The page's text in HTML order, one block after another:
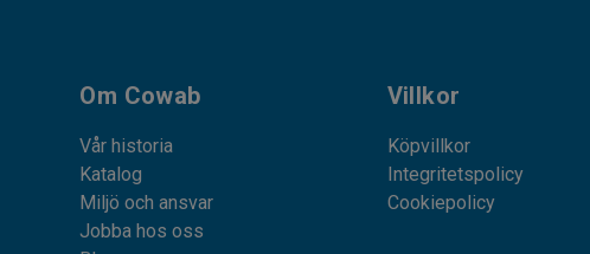
Om Cowab
Vår historia
Katalog
Miljö och ansvar
Jobba hos oss
Villkor
Köpvillkor
Integritetspolicy
Cookiepolicy